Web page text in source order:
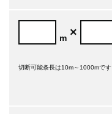
m ×
切断可能条長は10m～1000mです